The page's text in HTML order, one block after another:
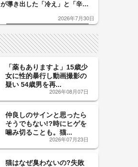
が導き出した「冷え」と「辛
した「辛口カーブ」が飲み頃の
2026年7月30日
「薬もありますよ」15歳少
女に性的暴行し動画撮影の
疑い 54歳男を再...
2026年08月07日
仲良しのサインと思ったら
そうでもない!?時にヒゲを
噛み切ることも。猫...
2026年07月23日
猫はなぜ臭わないの?失敗